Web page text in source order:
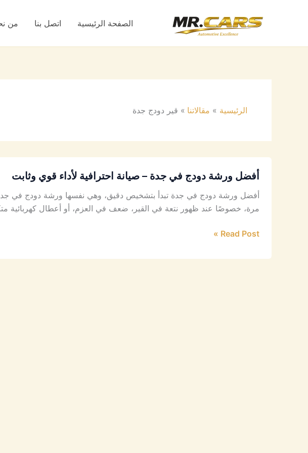
الصفحة الرئيسية اتصل بنا من
الرئيسية مقالاتنا قير دودج جدة
أفضل ورشة دودج في جدة – صيانة احترافية لأداء قوي وثابت
أفضل ورشة دودج في جدة تبدأ بتشخيص دقيق، وهي نفسها ورشة دودج في
مرة، خصوصًا عند ظهور نتعة في القير، ضعف في العزم، أو أعطال كهربائية
Read Post »